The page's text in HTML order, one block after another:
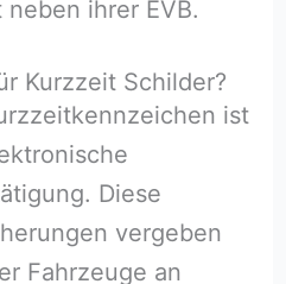
ihrer EVB.
Kurzzeit Schilder?
ist
Diese
vergeben
Fahrzeuge an